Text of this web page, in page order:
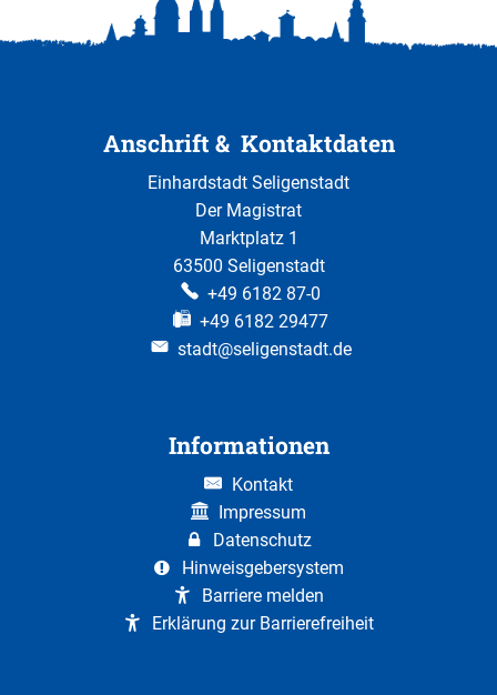
Anschrift & Kontaktdaten
Einhardstadt Seligenstadt
Der Magistrat
Marktplatz 1
63500 Seligenstadt
+49 6182 87-0
+49 6182 29477
stadt@seligenstadt.de
Informationen
Kontakt
Impressum
Datenschutz
Hinweisgebersystem
Barriere melden
Erklärung zur Barrierefreiheit